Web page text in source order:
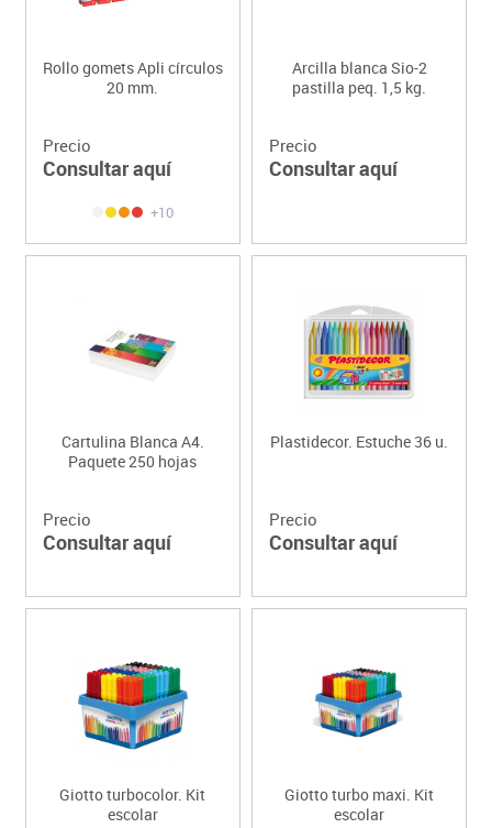
Rollo gomets Apli círculos
20 mm.
Precio
Consultar aquí
+10
Arcilla blanca Sio-2
pastilla peq. 1,5 kg.
Precio
Consultar aquí
Cartulina Blanca A4.
Paquete 250 hojas
Precio
Consultar aquí
Plastidecor. Estuche 36 u.
Precio
Consultar aquí
Giotto turbocolor. Kit
escolar
Giotto turbo maxi. Kit
escolar